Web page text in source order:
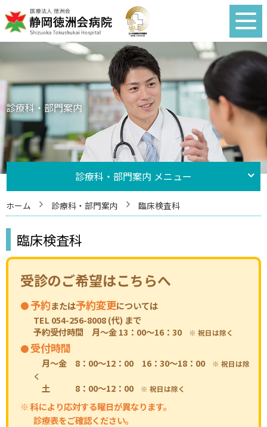
診療科・部門案内
ホーム 診療科・部門案内 臨床検査科
臨床検査科
受診のご希望はこちらへ
予約または予約変更については
TEL 054-256-8008 (代) まで
予約受付時間 月～金 13：00～16：30※ 祝日は除く
受付時間
月〜金 8：00〜12：00 16：30～18：00※ 祝日は除
く
土 8：00〜12：00※ 祝日は除く
※ 科により応対する曜日が異なります。
診療表をご確認ください。
診療科・部門案内 メニュー